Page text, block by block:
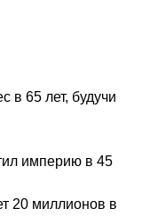
в 65 лет, будучи
империю в 45
20 миллионов в